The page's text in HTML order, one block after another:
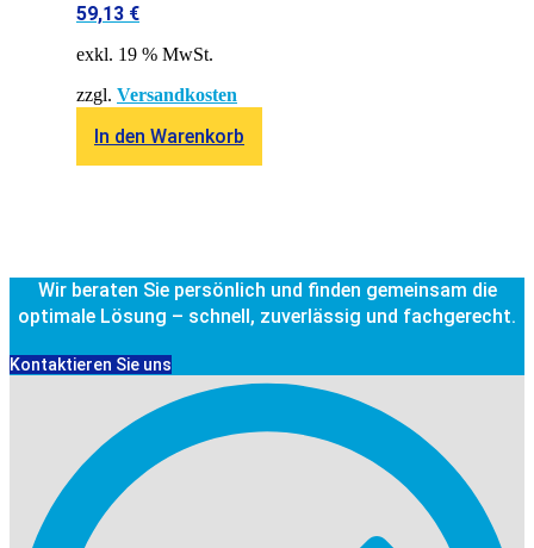
59,13 €
exkl. 19 % MwSt.
zzgl. Versandkosten
In den Warenkorb
Wir beraten Sie persönlich und finden gemeinsam die
optimale Lösung – schnell, zuverlässig und fachgerecht.
Kontaktieren Sie uns